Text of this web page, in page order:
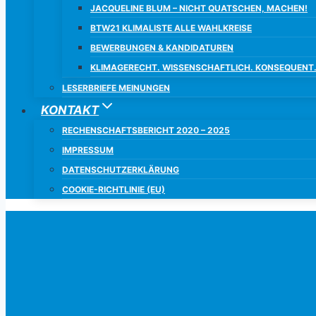
JACQUELINE BLUM – NICHT QUATSCHEN, MACHEN!
BTW21 KLIMALISTE ALLE WAHLKREISE
BEWERBUNGEN & KANDIDATUREN
KLIMAGERECHT. WISSENSCHAFTLICH. KONSEQUENT.
LESERBRIEFE MEINUNGEN
KONTAKT
RECHENSCHAFTSBERICHT 2020 – 2025
IMPRESSUM
DATENSCHUTZERKLÄRUNG
COOKIE-RICHTLINIE (EU)